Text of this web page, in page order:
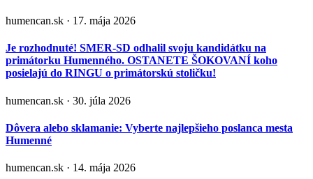
humencan.sk · 17. mája 2026
Je rozhodnuté! SMER-SD odhalil svoju kandidátku na
primátorku Humenného. OSTANETE ŠOKOVANÍ koho
posielajú do RINGU o primátorskú stoličku!
humencan.sk · 30. júla 2026
Dôvera alebo sklamanie: Vyberte najlepšieho poslanca mesta
Humenné
humencan.sk · 14. mája 2026